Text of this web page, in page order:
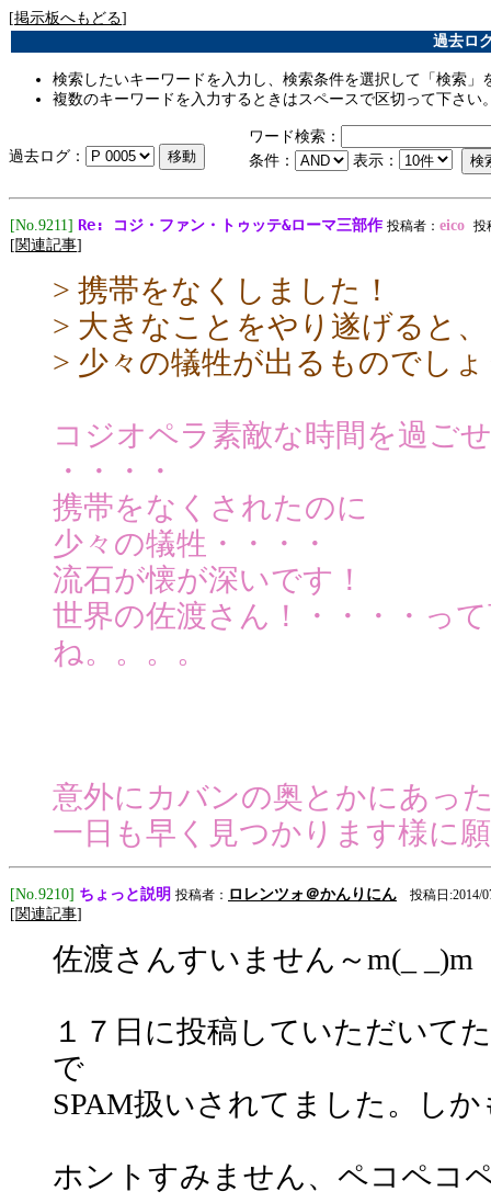
[掲示板へもどる]
過去ロ
検索したいキーワードを入力し、検索条件を選択して「検索」
複数のキーワードを入力するときはスペースで区切って下さい
過去ログ：
ワード検索：
条件：
表示：
[No.9211] Re: コジ・ファン・トゥッテ&ローマ三部作 投稿者： eico 投
[関連記事]
> 携帯をなくしました！
> 大きなことをやり遂げると、
> 少々の犠牲が出るものでし
コジオペラ素敵な時間を過ご
・・・・
携帯をなくされたのに
少々の犠牲・・・・
流石が懐が深いです！
世界の佐渡さん！・・・・っ
ね。。。。
意外にカバンの奥とかにあっ
一日も早く見つかります様に
[No.9210] ちょっと説明 投稿者： ロレンツォ＠かんりにん 投稿日:2014/
[関連記事]
佐渡さんすいません～m(_ _)m
１７日に投稿していただいて
で
SPAM扱いされてました。し
ホントすみません、ペコペコ